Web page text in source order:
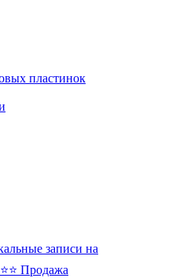
пластинок
записи на
Продажа